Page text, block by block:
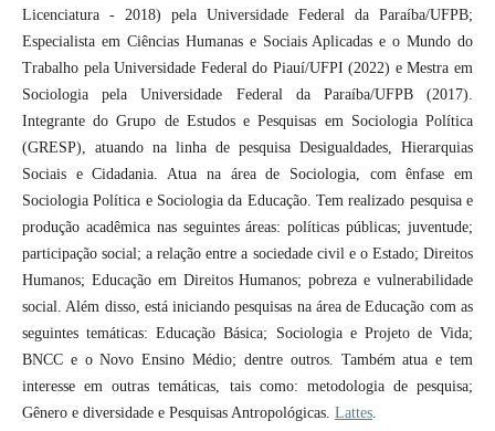
Licenciatura - 2018) pela Universidade Federal da Paraíba/UFPB;
Especialista em Ciências Humanas e Sociais Aplicadas e o Mundo do
Trabalho pela Universidade Federal do Piauí/UFPI (2022) e Mestra em
Sociologia pela Universidade Federal da Paraíba/UFPB (2017).
Integrante do Grupo de Estudos e Pesquisas em Sociologia Política
(GRESP), atuando na linha de pesquisa Desigualdades, Hierarquias
Sociais e Cidadania. Atua na área de Sociologia, com ênfase em
Sociologia Política e Sociologia da Educação. Tem realizado pesquisa e
produção acadêmica nas seguintes áreas: políticas públicas; juventude;
participação social; a relação entre a sociedade civil e o Estado; Direitos
Humanos; Educação em Direitos Humanos; pobreza e vulnerabilidade
social. Além disso, está iniciando pesquisas na área de Educação com as
seguintes temáticas: Educação Básica; Sociologia e Projeto de Vida;
BNCC e o Novo Ensino Médio; dentre outros. Também atua e tem
interesse em outras temáticas, tais como: metodologia de pesquisa;
Gênero e diversidade e Pesquisas Antropológicas. Lattes.